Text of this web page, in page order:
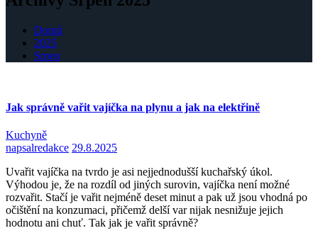
Domů
2025
Srpen
Jak správně vařit vajíčka na plynu a jak na elektřině
Kuchyně
napsalredakce 29.8.2025
Uvařit vajíčka na tvrdo je asi nejjednodušší kuchařský úkol.
Výhodou je, že na rozdíl od jiných surovin, vajíčka není možné
rozvařit. Stačí je vařit nejméně deset minut a pak už jsou vhodná po
očištění na konzumaci, přičemž delší var nijak nesnižuje jejich
hodnotu ani chuť. Tak jak je vařit správně?